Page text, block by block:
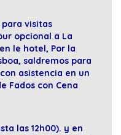
visitas
opcional a La
le hotel, Por la
saldremos para
asistencia en un
Fados con Cena
las 12h00). y en